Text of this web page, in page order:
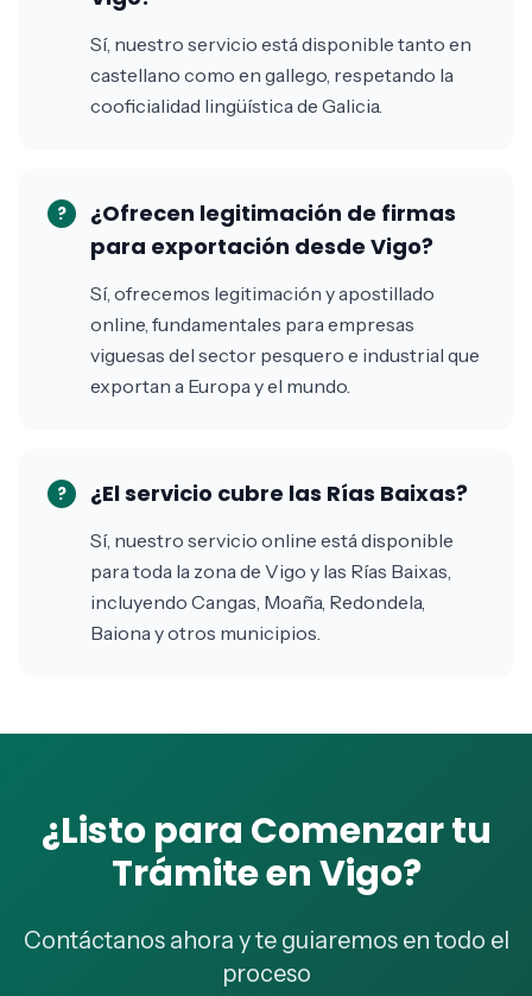
Sí, nuestro servicio está disponible tanto en
castellano como en gallego, respetando la
cooficialidad lingüística de Galicia.
?
¿Ofrecen legitimación de firmas
para exportación desde Vigo?
Sí, ofrecemos legitimación y apostillado
online, fundamentales para empresas
viguesas del sector pesquero e industrial que
exportan a Europa y el mundo.
? ¿El servicio cubre las Rías Baixas?
Sí, nuestro servicio online está disponible
para toda la zona de Vigo y las Rías Baixas,
incluyendo Cangas, Moaña, Redondela,
Baiona y otros municipios.
¿Listo para Comenzar tu
Trámite en Vigo?
Contáctanos ahora y te guiaremos en todo el
proceso